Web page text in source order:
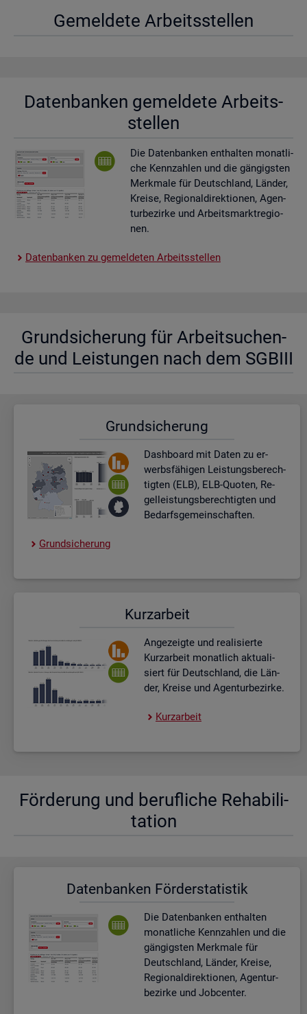
Ge­mel­de­te Ar­beits­stel­len
Da­ten­ban­ken ge­mel­de­te Ar­beits­
stel­len
Die Da­ten­ban­ken ent­hal­ten mo­nat­li­
che Kenn­zah­len und die gän­gigs­ten
Merk­ma­le für Deutsch­land, Län­der,
Krei­se, Re­gio­nal­di­rek­tio­nen, Agen­
tur­be­zir­ke und Ar­beits­markt­re­gio­
nen.
Da­ten­ban­ken zu ge­mel­de­ten Ar­beits­stel­len
Grund­si­che­rung für Ar­beit­su­chen­
de und Leis­tun­gen nach dem SGBIII
Grund­si­che­rung
Dash­board mit Daten zu er­
werbs­fä­hi­gen Leis­tungs­be­rech­
tig­ten (ELB), ELB-Quo­ten, Re­
gel­leis­tungs­be­rech­tig­ten und
Be­darfs­ge­mein­schaf­ten.
Grund­si­che­rung
Kurz­ar­beit
An­ge­zeig­te und rea­li­sier­te
Kurz­ar­beit mo­nat­lich ak­tua­li­
siert für Deutsch­land, die Län­
der, Krei­se und Agen­tur­be­zir­ke.
Kurz­ar­beit
För­de­rung und be­ruf­li­che Re­ha­bi­li­
ta­ti­on
Da­ten­ban­ken För­der­sta­tis­tik
Die Da­ten­ban­ken ent­hal­ten
mo­nat­li­che Kenn­zah­len und die
gän­gigs­ten Merk­ma­le für
Deutsch­land, Län­der, Krei­se,
Re­gio­nal­di­rek­tio­nen, Agen­tur­
be­zir­ke und Job­cen­ter.